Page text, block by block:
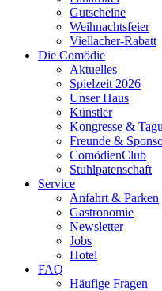
Gutscheine
Weihnachtsfeier
Viellacher-Rabatt
Die Comödie
Aktuelles
Spielzeit 2026
Unser Haus
Künstler
Kongresse &
Freunde &
ComödienClub
Stuhlpatenschaft
Service
Anfahrt & Parken
Gastronomie
Newsletter
Jobs
Hotel
FAQ
Häufige Fragen